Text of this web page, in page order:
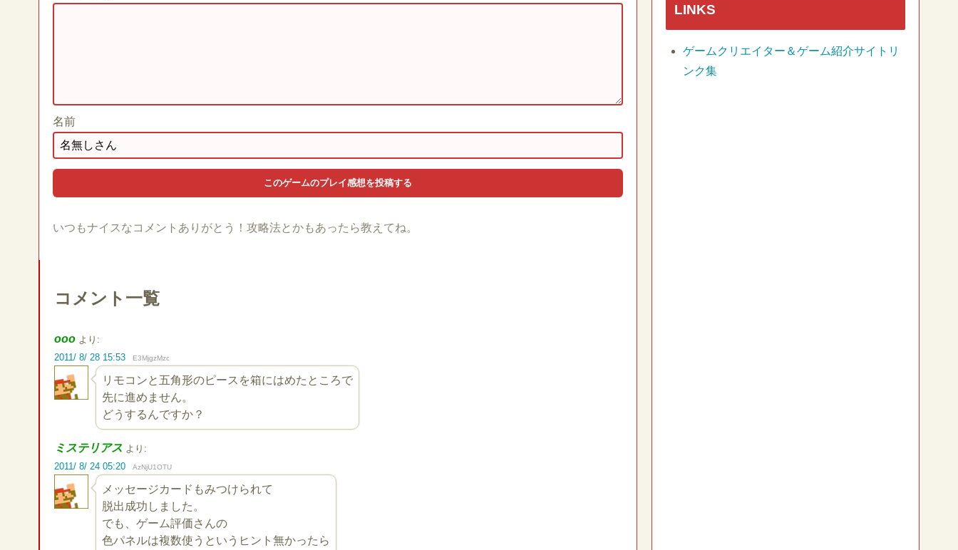
名前
いつもナイスなコメントありがとう！攻略法とかもあったら教えてね。
コメント一覧
ooo より:
2011/ 8/ 28 15:53
E3MjgzMzc
リモコンと五角形のピースを箱にはめたところで
先に進めません。
どうするんですか？
ミステリアス より:
2011/ 8/ 24 05:20
AzNjU1OTU
メッセージカードもみつけられて
脱出成功しました。
でも、ゲーム評価さんの
色パネルは複数使うというヒント無かったら
LINKS
ゲームクリエイター＆ゲーム紹介サイトリ
ンク集